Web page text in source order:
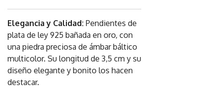
Elegancia y Calidad: Pendientes de
plata de ley 925 bañada en oro, con
una piedra preciosa de ámbar báltico
multicolor. Su longitud de 3,5 cm y su
diseño elegante y bonito los hacen
destacar.